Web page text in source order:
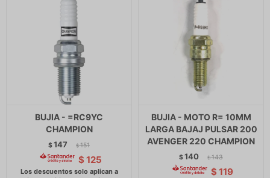
BUJIA - =RC9YC
CHAMPION
$147 $ 151
$ 125
BUJIA - MOTO R= 10MM
LARGA BAJAJ PULSAR 200
AVENGER 220 CHAMPION
$140 $ 143
$ 119